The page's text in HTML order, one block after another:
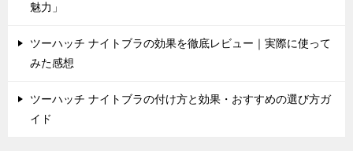
魅力」
ツーハッチ ナイトブラの効果を徹底レビュー｜実際に使って
みた感想
ツーハッチ ナイトブラの付け方と効果・おすすめの選び方ガ
イド